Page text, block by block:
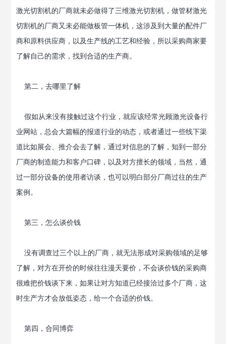
激光切割机的厂商就未必做得了三维激光切割机，做管材激光
切割机的厂商又未必能做板管一体机，这涉及到大量的配件厂
商和原料供应商，以及生产线的工艺和经验，所以采购商家要
了解自己的需求，找到合适的生产商。
第二，去哪里了解
假如从来没有接触过这个行业，就应该经常光顾激光设备行
业网站，总会大篇幅的报道行业的动态，或者通过一些线下渠
道比如展会、推介会去了解，通过对信息的了解，知到一部分
厂商的制造能力和客户口碑，以及对方擅长的领域，当然，通
过一部分设备的使用者访谈，也可以明白部分厂商过往的生产
案例。
第三，怎么谈价钱
没有调查过三个以上的厂商，就无法形成对采购领域的足够
了解，对方在开价的时候往往漫天要价，不会谈价钱的采购商
很难把价钱谈下来，如果让对方知道已经接洽过多个厂商，这
时生产方才会放低姿态，给一个合适的价钱。
第四，合同博弈